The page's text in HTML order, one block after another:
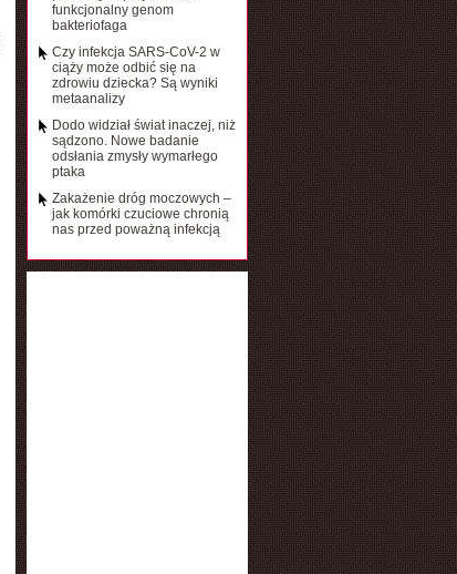
funkcjonalny genom
bakteriofaga
Czy infekcja SARS-CoV-2 w
ciąży może odbić się na
zdrowiu dziecka? Są wyniki
metaanalizy
Dodo widział świat inaczej, niż
sądzono. Nowe badanie
odsłania zmysły wymarłego
ptaka
Zakażenie dróg moczowych –
jak komórki czuciowe chronią
nas przed poważną infekcją